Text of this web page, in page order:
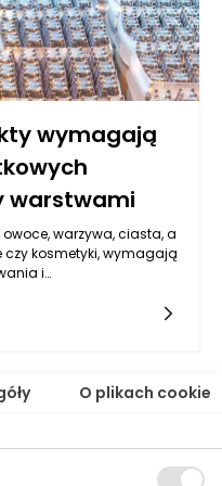
wymagają
warstwami
warzywa, ciasta, a
czy kosmetyki, wymagają
i
oraz integralności. W
czy
do ich zniszczenia.
są to kartonowe,
zabezpieczają go przed
W związku z
O plikach cookie